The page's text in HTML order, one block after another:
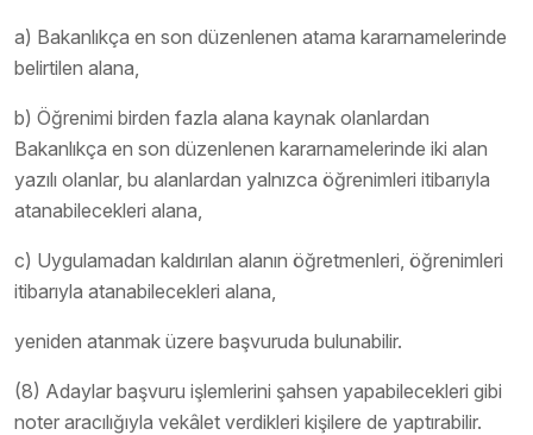
a) Bakanlıkça en son düzenlenen atama kararnamelerinde
belirtilen alana,
b) Öğrenimi birden fazla alana kaynak olanlardan
Bakanlıkça en son düzenlenen kararnamelerinde iki alan
yazılı olanlar, bu alanlardan yalnızca öğrenimleri itibarıyla
atanabilecekleri alana,
c) Uygulamadan kaldırılan alanın öğretmenleri, öğrenimleri
itibarıyla atanabilecekleri alana,
yeniden atanmak üzere başvuruda bulunabilir.
(8) Adaylar başvuru işlemlerini şahsen yapabilecekleri gibi
noter aracılığıyla vekâlet verdikleri kişilere de yaptırabilir.